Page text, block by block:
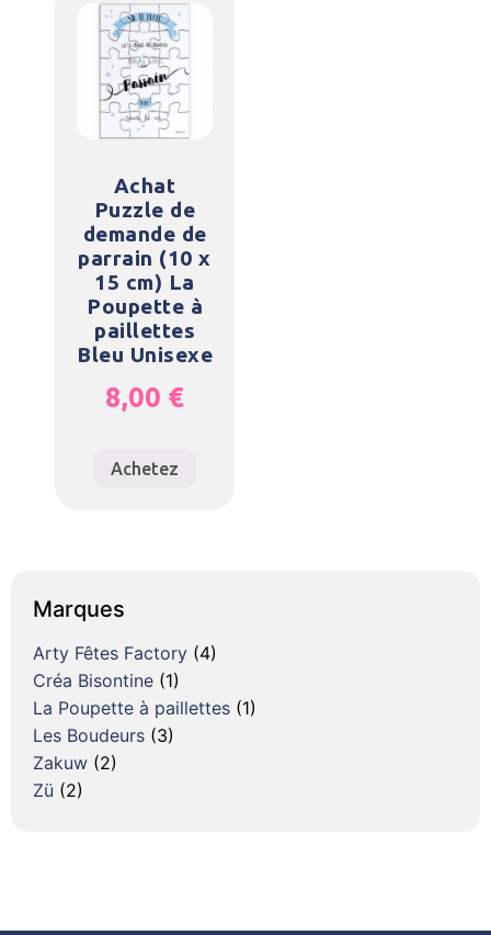
Achat
Puzzle de
demande de
parrain (10 x
15 cm) La
Poupette à
paillettes
Bleu Unisexe
8,00 €
Achetez
Marques
Arty Fêtes Factory (4)
Créa Bisontine (1)
La Poupette à paillettes (1)
Les Boudeurs (3)
Zakuw (2)
Zü (2)